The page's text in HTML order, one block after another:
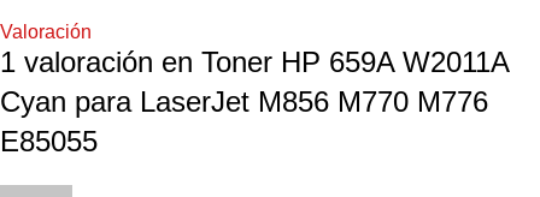
Valoración
1 valoración en Toner HP 659A W2011A
Cyan para LaserJet M856 M770 M776
E85055